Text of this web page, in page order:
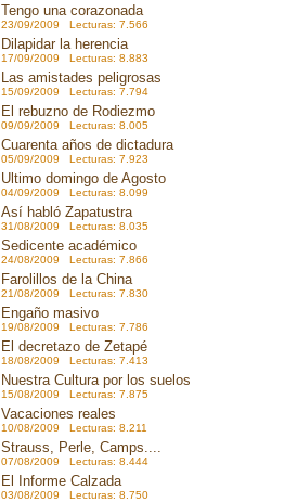
Tengo una corazonada
23/09/2009 Lecturas: 7.566
Dilapidar la herencia
17/09/2009 Lecturas: 8.883
Las amistades peligrosas
15/09/2009 Lecturas: 7.794
El rebuzno de Rodiezmo
09/09/2009 Lecturas: 8.005
Cuarenta años de dictadura
05/09/2009 Lecturas: 7.923
Ultimo domingo de Agosto
04/09/2009 Lecturas: 8.099
Así habló Zapatustra
31/08/2009 Lecturas: 8.035
Sedicente académico
24/08/2009 Lecturas: 7.866
Farolillos de la China
21/08/2009 Lecturas: 7.830
Engaño masivo
19/08/2009 Lecturas: 7.786
El decretazo de Zetapé
18/08/2009 Lecturas: 7.413
Nuestra Cultura por los suelos
15/08/2009 Lecturas: 7.875
Vacaciones reales
10/08/2009 Lecturas: 8.211
Strauss, Perle, Camps....
07/08/2009 Lecturas: 8.444
El Informe Calzada
03/08/2009 Lecturas: 8.750